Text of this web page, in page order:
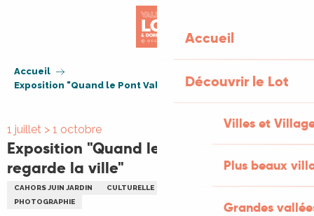
Accueil
Découvrir le Lot
Villes et
Plus beaux
Grandes
Accueil
Exposition "Quand le Pont Valentré regarde la ville"
1 juillet > 1 octobre
Exposition "Quand le Pont Valentré
regarde la ville"
CAHORS JUIN JARDIN CULTURELLE EXPOSITION
PATRIMOINE
PHOTOGRAPHIE